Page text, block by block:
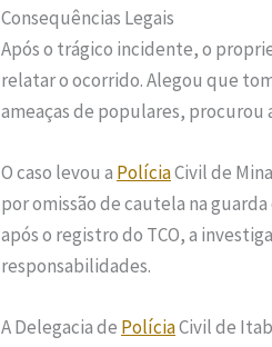
Consequências Legais
Após o trágico incidente, o
relatar o ocorrido. Alegou que
ameaças de populares, procurou
O caso levou a PolíciaCivil de
por omissão de cautela na
após o registro do TCO, a
responsabilidades.
A Delegacia de PolíciaCivil de